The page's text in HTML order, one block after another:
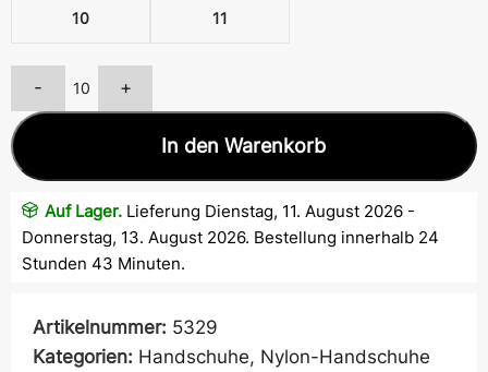
10 11
- +
In den Warenkorb
Auf Lager. Lieferung Dienstag, 11. August 2026 -
Donnerstag, 13. August 2026. Bestellung innerhalb 24
Stunden 43 Minuten.
Artikelnummer: 5329
Kategorien: Handschuhe, Nylon-Handschuhe